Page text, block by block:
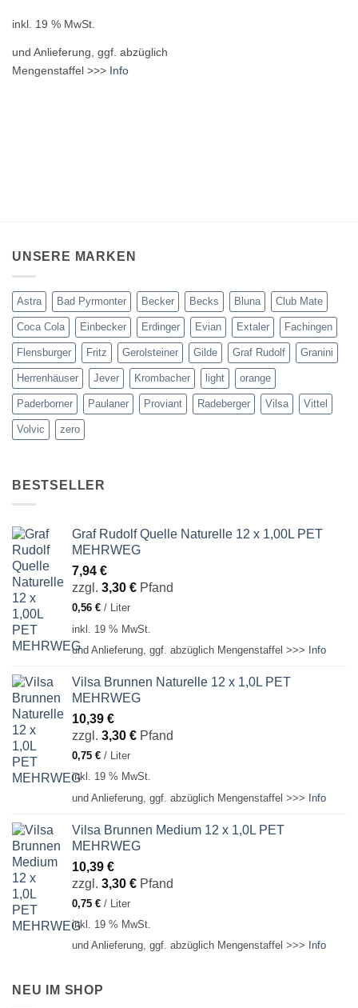
inkl. 19 % MwSt.
und Anlieferung, ggf. abzüglich
Mengenstaffel >>> Info
UNSERE MARKEN
Astra Bad Pyrmonter Becker Becks Bluna Club Mate
Coca Cola Einbecker Erdinger Evian Extaler Fachingen
Flensburger Fritz Gerolsteiner Gilde Graf Rudolf Granini
Herrenhäuser Jever Krombacher light orange
Paderborner Paulaner Proviant Radeberger Vilsa Vittel
Volvic zero
BESTSELLER
Graf Rudolf Quelle Naturelle 12 x 1,00L PET
MEHRWEG
7,94 €
zzgl. 3,30 € Pfand
0,56 € / Liter
inkl. 19 % MwSt.
und Anlieferung, ggf. abzüglich Mengenstaffel >>> Info
Vilsa Brunnen Naturelle 12 x 1,0L PET
MEHRWEG
10,39 €
zzgl. 3,30 € Pfand
0,75 € / Liter
inkl. 19 % MwSt.
und Anlieferung, ggf. abzüglich Mengenstaffel >>> Info
Vilsa Brunnen Medium 12 x 1,0L PET
MEHRWEG
10,39 €
zzgl. 3,30 € Pfand
0,75 € /
Liter
inkl. 19 % MwSt.
und Anlieferung, ggf. abzüglich Mengenstaffel >>> Info
NEU IM SHOP